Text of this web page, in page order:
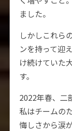
ました。
しかしこれら
ンを持って迎
け続けていた
す。
2022年春、二
私はチームの
悔しさから涙